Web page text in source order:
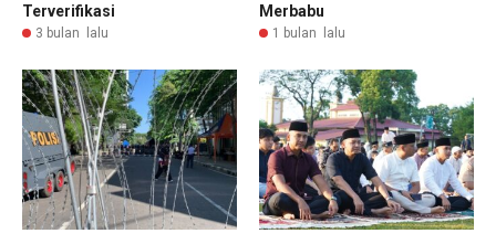
Terverifikasi
3 bulan lalu
Merbabu
1 bulan lalu